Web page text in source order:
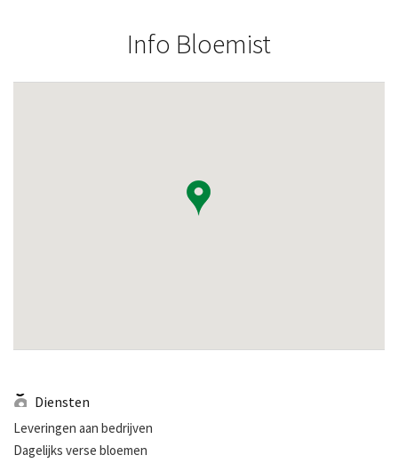
Info Bloemist
Diensten
Leveringen aan bedrijven
Dagelijks verse bloemen